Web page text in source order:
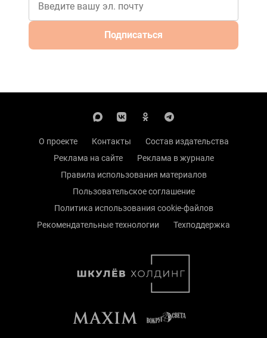
Подписаться
О проекте Контакты
Состав издательства
Реклама на сайте
Реклама в журнале
Правила использования материалов
Пользовательское соглашение
Политика использования cookie-файлов
Рекомендательные технологии
Техподдержка